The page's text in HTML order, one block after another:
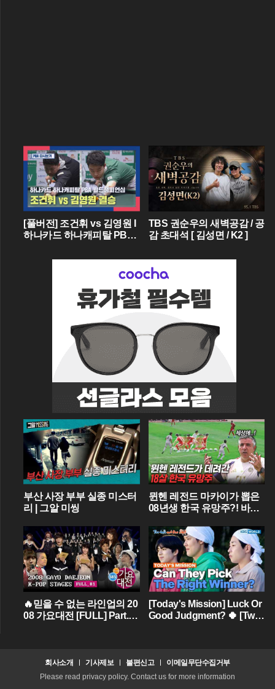
[풀버전] 조건휘 vs 김영원 I
하나카드 하나캐피탈 PBA
3.15 방송
TBS 권순우의 새벽공감 / 공
감 초대석 [ 김성면 / K2 ]
부산 사장 부부 실종 미스터
리 | 그알 미씽
뮌헨 레전드 마카이가 뽑은
08년생 한국 유망주?! 바이
4명이라니...
🔥믿을 수 없는 라인업의 20
08 가요대전 [FULL] Part.01
[Today's Mission] Luck Or
Good Judgment? 🍀 [Two
회사소개 기사제보 불편신고
이메일무단수집거부
Please read privacy policy. Contact us for more information